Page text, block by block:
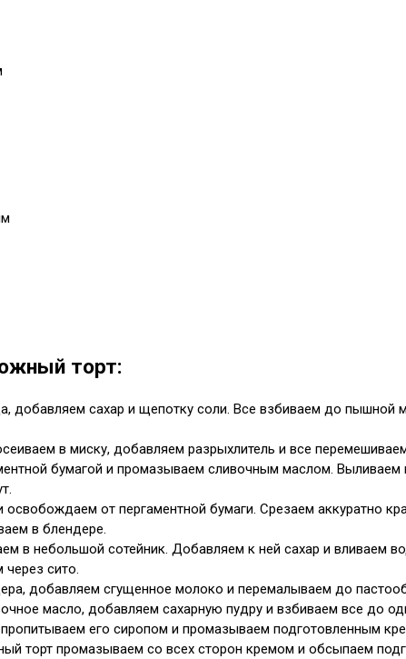
торт:
добавляем сахар и щепотку соли. Все взбиваем до
в миску, добавляем разрыхлитель и все
бумагой и промазываем сливочным маслом.
от пергаментной бумаги. Срезаем аккуратно
в блендере.
в небольшой сотейник. Добавляем к ней сахар и вливаем
сито.
добавляем сгущенное молоко и перемалываем до
масло, добавляем сахарную пудру и взбиваем все до
его сиропом и промазываем подготовленным
торт промазываем со всех сторон кремом и обсыпаем